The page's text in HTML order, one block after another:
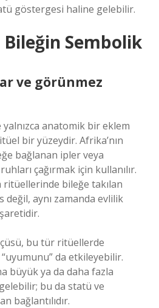
göstergesi haline gelebilir.
Sembolik
ve görünmez
anatomik bir eklem
bir yüzeydir. Afrika’nın
bağlanan ipler veya
çağırmak için kullanılır.
ritüellerinde bileğe takılan
değil, aynı zamanda evlilik
bu tür ritüellerde
da etkileyebilir.
büyük ya da daha fazla
bu da statü ve
bağlantılıdır.